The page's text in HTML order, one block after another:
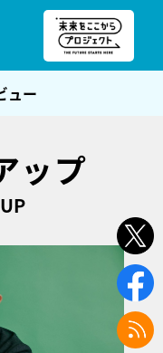
ュー
ップ